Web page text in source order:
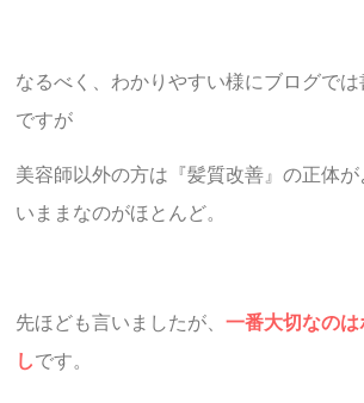
なるべく、わかりやすい様にブログでは
ですが
美容師以外の方は『髪質改善』の正体
いままなのがほとんど。
先ほども言いましたが、一番大切なの
しです。